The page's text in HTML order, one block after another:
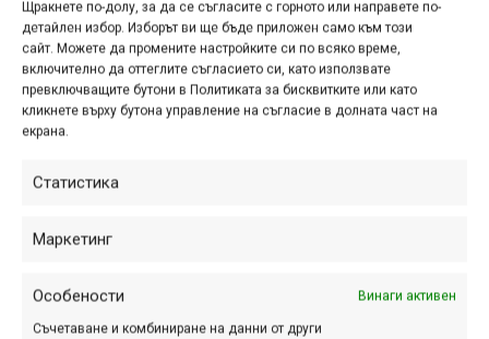
Щракнете по-долу, за да се съгласите с горното или направете по-
детайлен избор. Изборът ви ще бъде приложен само към този
сайт. Можете да промените настройките си по всяко време,
включително да оттеглите съгласието си, като използвате
превключващите бутони в Политиката за бисквитките или като
кликнете върху бутона управление на съгласие в долната част на
екрана.
Статистика
Маркетинг
Особености Винаги активен
Съчетаване и комбиниране на данни от други
Автор: fiderota
Заглавие: Мигове на тишина преди старта
Връзка към Галерията на МТБ-БГ:http://www.mtb-
bg.com/index.php/gallery/photos/pow/pow-557